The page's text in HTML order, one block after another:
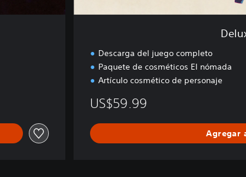
Descarga del juego completo
Paquete de cosméticos El nómada
Artículo cosmético de personaje
US$59.99
Agregar